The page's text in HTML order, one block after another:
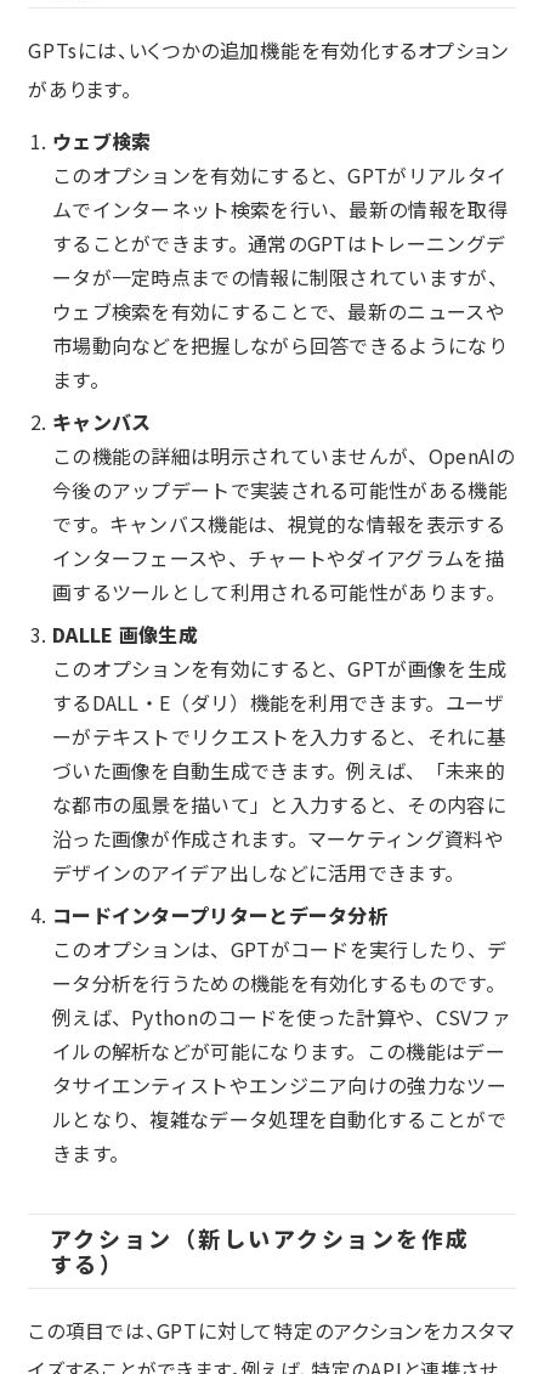
GPTsには、いくつかの追加機能を有効化するオプション
があります。
ウェブ検索
このオプションを有効にすると、GPTがリアルタイ
ムでインターネット検索を行い、最新の情報を取得
することができます。通常のGPTはトレーニングデ
ータが一定時点までの情報に制限されていますが、
ウェブ検索を有効にすることで、最新のニュースや
市場動向などを把握しながら回答できるようになり
ます。
キャンバス
この機能の詳細は明示されていませんが、OpenAIの
今後のアップデートで実装される可能性がある機能
です。キャンバス機能は、視覚的な情報を表示する
インターフェースや、チャートやダイアグラムを描
画するツールとして利用される可能性があります。
DALLE 画像生成
このオプションを有効にすると、GPTが画像を生成
するDALL・E（ダリ）機能を利用できます。ユーザ
ーがテキストでリクエストを入力すると、それに基
づいた画像を自動生成できます。例えば、「未来的
な都市の風景を描いて」と入力すると、その内容に
沿った画像が作成されます。マーケティング資料や
デザインのアイデア出しなどに活用できます。
コードインタープリターとデータ分析
このオプションは、GPTがコードを実行したり、デ
ータ分析を行うための機能を有効化するものです。
例えば、Pythonのコードを使った計算や、CSVファ
イルの解析などが可能になります。この機能はデー
タサイエンティストやエンジニア向けの強力なツー
ルとなり、複雑なデータ処理を自動化することがで
きます。
アクション（新しいアクションを作成
する）
この項目では、GPTに対して特定のアクションをカスタマ